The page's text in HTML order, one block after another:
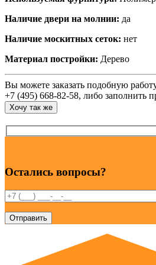
Наличие двери на молнии: да
Наличие москитных сеток: нет
Материал постройки: Дерево
Вы можете заказать подобную
+7 (495) 668-82-58, либо заполнить
Хочу так же
Остались вопросы?